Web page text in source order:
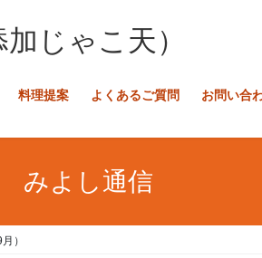
料理提案 よくあるご質問 お問い合
みよし通信
）